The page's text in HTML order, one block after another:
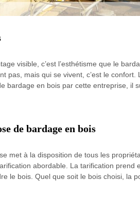
visible, c’est l’esthétisme que le
pas, mais qui se vivent, c’est le confort.
bardage en bois par cette entreprise, il
de bardage en bois
met à la disposition de tous les
abordable. La tarification prend
le bois. Quel que soit le bois choisi, la